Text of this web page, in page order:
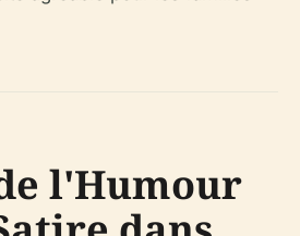
l'Humour